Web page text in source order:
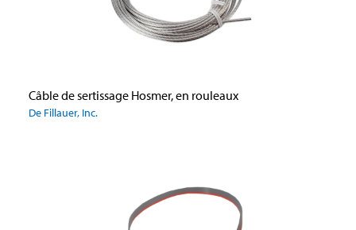
Câble de sertissage Hosmer, en rouleaux
De Fillauer, Inc.